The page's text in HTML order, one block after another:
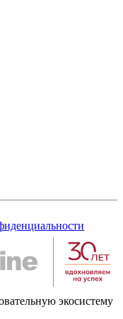
экосистему